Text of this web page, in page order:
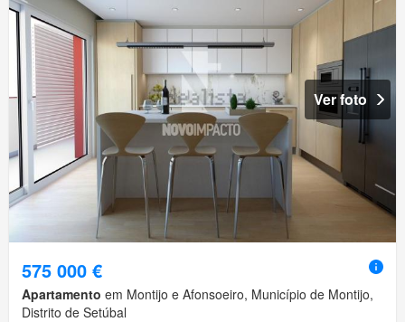
Ver foto
575 000 €
Apartamento em Montijo e Afonsoeiro, Município de Montijo,
Distrito de Setúbal